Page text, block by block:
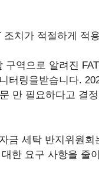
조치가 적절하게
구역으로 알려진
터링을받습니다.
만 필요하다고 결
금 세탁 반지위원
한 요구 사항을 줄